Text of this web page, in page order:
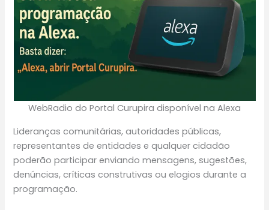
WebRadio do Portal Curupira disponível na Alexa
Lideranças comunitárias, autoridades públicas,
representantes de entidades e qualquer cidadão
poderão participar enviando mensagens, sugestões,
denúncias, críticas construtivas ou elogios durante a
programação.